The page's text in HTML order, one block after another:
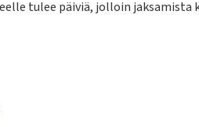
tulee päiviä, jolloin jaksamista